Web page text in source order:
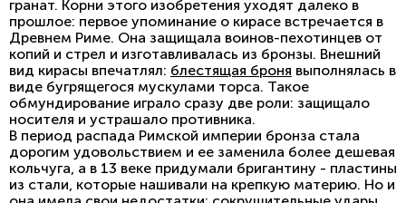
гранат. Корни этого изобретения уходят далеко в
прошлое: первое упоминание о кирасе встречается в
Древнем Риме. Она защищала воинов-пехотинцев от
копий и стрел и изготавливалась из бронзы. Внешний
вид кирасы впечатлял: блестящая броня выполнялась в
виде бугрящегося мускулами торса. Такое
обмундирование играло сразу две роли: защищало
носителя и устрашало противника.
В период распада Римской империи бронза стала
дорогим удовольствием и ее заменила более дешевая
кольчуга, а в 13 веке придумали бригантину - пластины
из стали, которые нашивали на крепкую материю. Но и